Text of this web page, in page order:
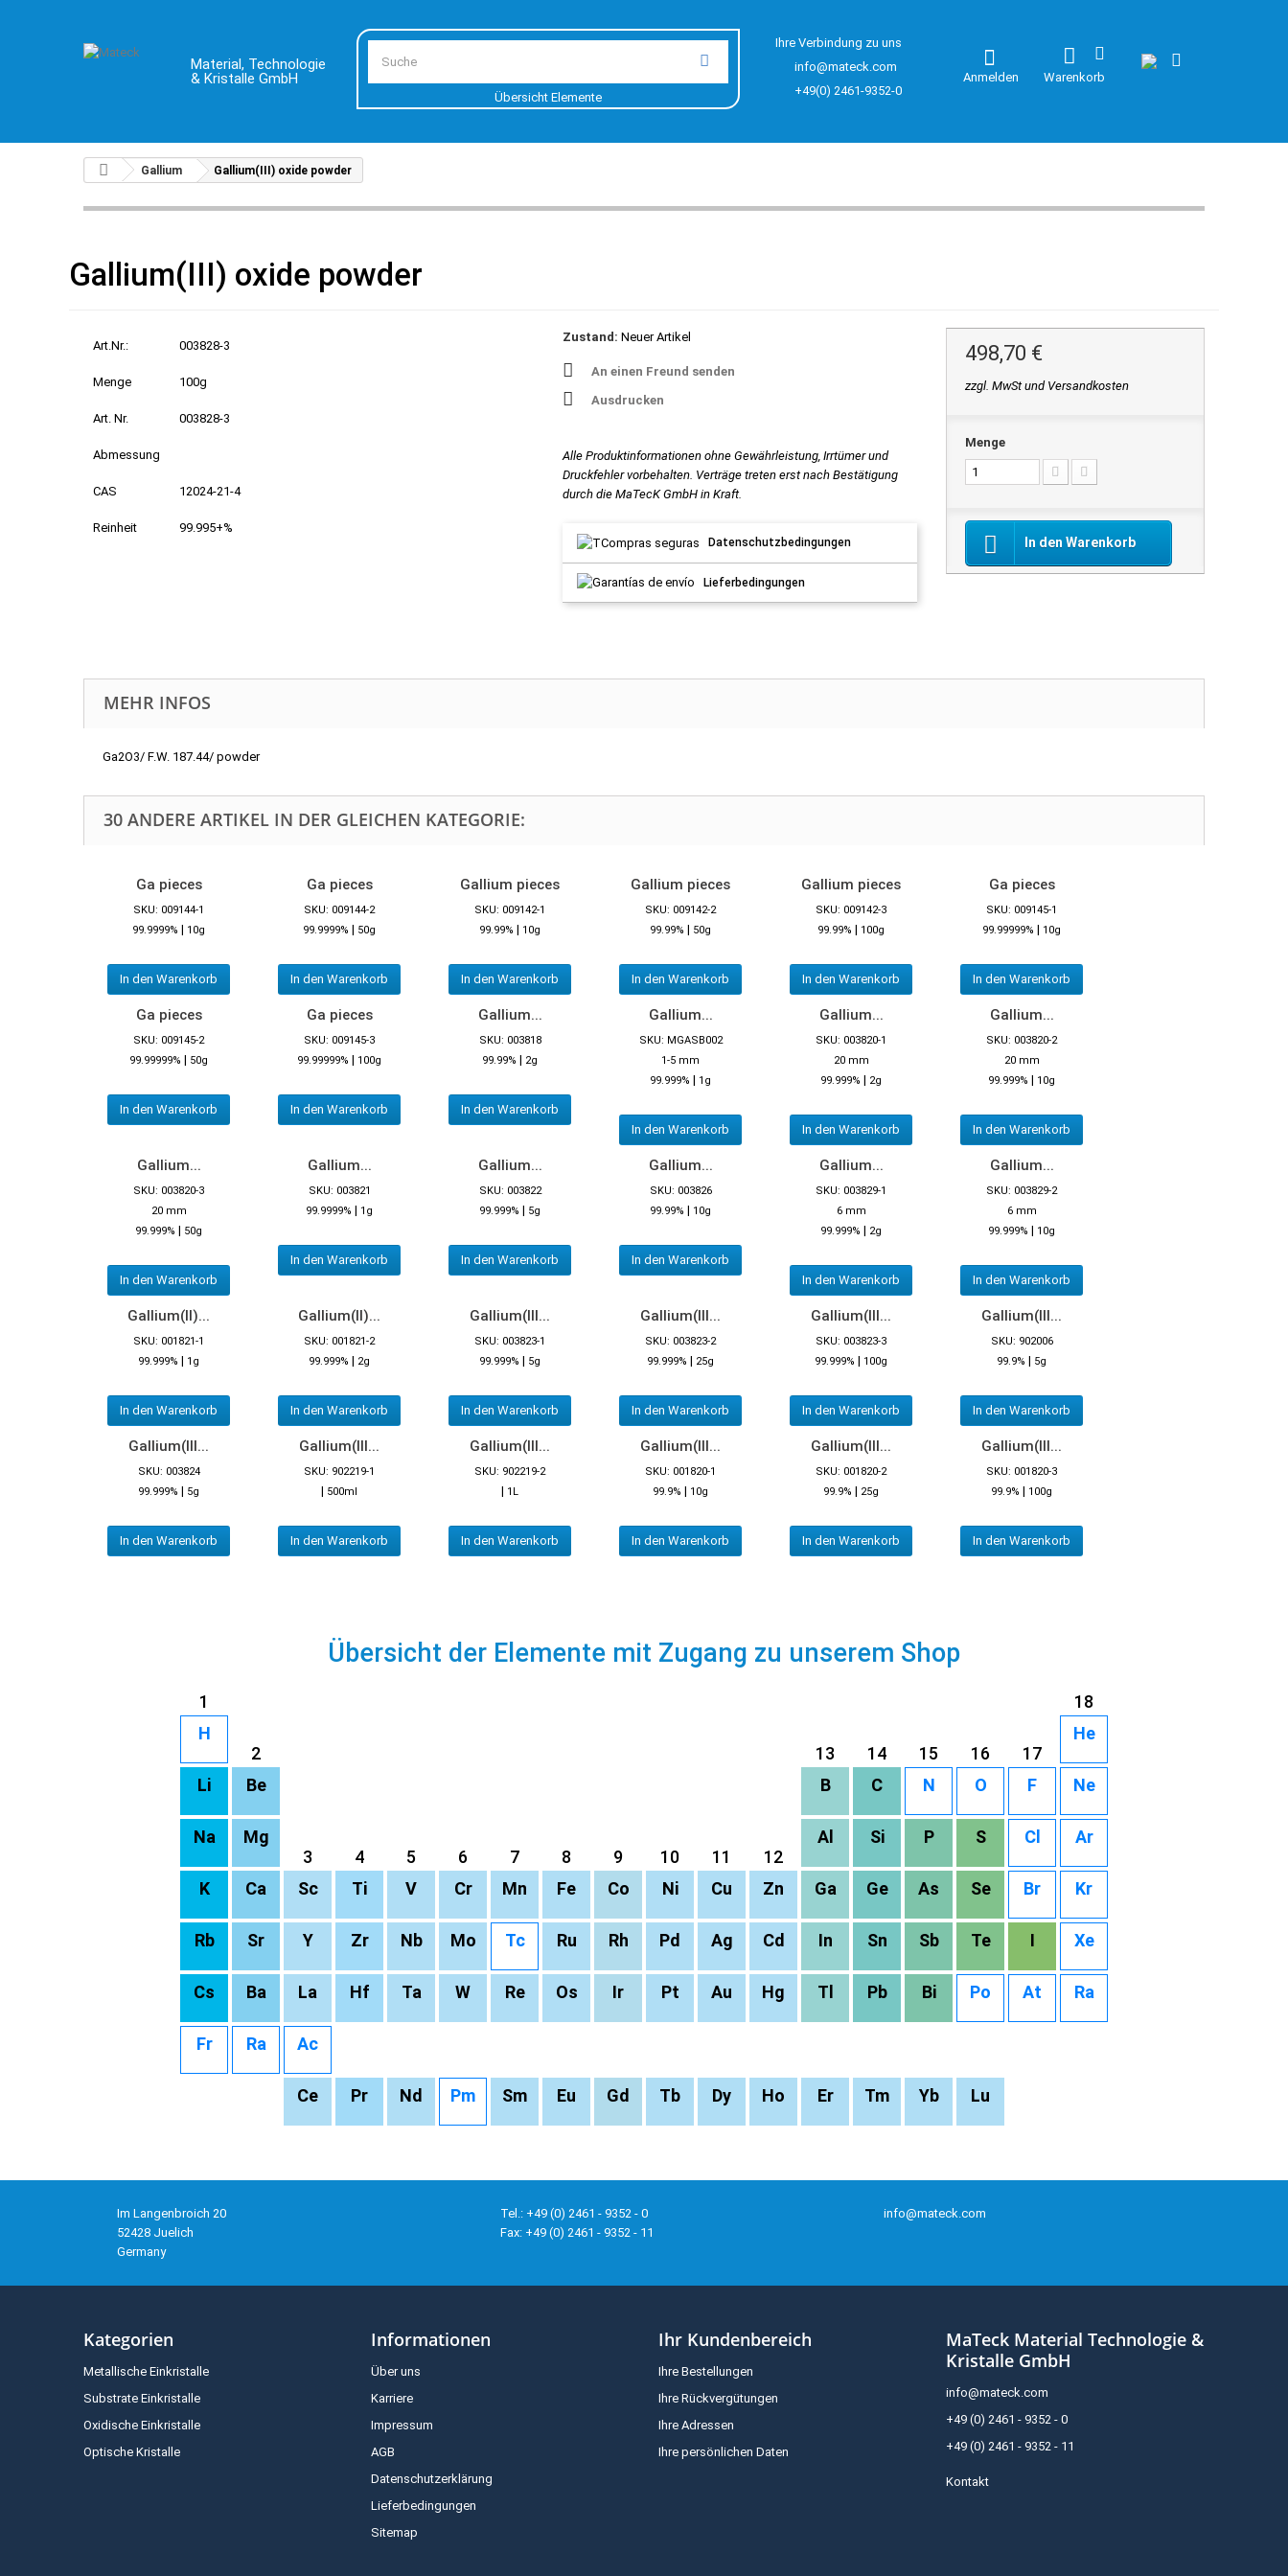
Material, Technologie
& Kristalle GmbH
Übersicht Elemente
Ihre Verbindung zu uns
info@mateck.com
+49(0) 2461-9352-0
Warenkorb
Anmelden
Gallium Gallium(III) oxide powder
Gallium(III) oxide powder
Art.Nr.: 003828-3
Menge 100g
Art. Nr. 003828-3
Abmessung
CAS 12024-21-4
Reinheit 99.995+%
Zustand: Neuer Artikel
An einen Freund senden
Ausdrucken
Alle Produktinformationen ohne Gewährleistung, Irrtümer und
Druckfehler vorbehalten. Verträge treten erst nach Bestätigung
durch die MaTecK GmbH in Kraft.
Datenschutzbedingungen
Lieferbedingungen
498,70 €
zzgl. MwSt und Versandkosten
Menge
In den Warenkorb
MEHR INFOS
Ga2O3/ F.W. 187.44/ powder
30 ANDERE ARTIKEL IN DER GLEICHEN KATEGORIE:
Ga pieces
SKU: 009144-1
99.9999% | 10g
In den Warenkorb
Ga pieces
SKU: 009144-2
99.9999% | 50g
In den Warenkorb
Gallium pieces
SKU: 009142-1
99.99% | 10g
In den Warenkorb
Gallium pieces
SKU: 009142-2
99.99% | 50g
In den Warenkorb
Gallium pieces
SKU: 009142-3
99.99% | 100g
In den Warenkorb
Ga pieces
SKU: 009145-1
99.99999% | 10g
In den Warenkorb
Ga pieces
SKU: 009145-2
99.99999% | 50g
In den Warenkorb
Ga pieces
SKU: 009145-3
99.99999% | 100g
In den Warenkorb
Gallium...
SKU: 003818
99.99% | 2g
In den Warenkorb
Gallium...
SKU: MGASB002
1-5 mm
99.999% | 1g
In den Warenkorb
Gallium...
SKU: 003820-1
20 mm
99.999% | 2g
In den Warenkorb
Gallium...
SKU: 003820-2
20 mm
99.999% | 10g
In den Warenkorb
Gallium...
SKU: 003820-3
20 mm
99.999% | 50g
In den Warenkorb
Gallium...
SKU: 003821
99.9999% | 1g
In den Warenkorb
Gallium...
SKU: 003822
99.999% | 5g
In den Warenkorb
Gallium...
SKU: 003826
99.99% | 10g
In den Warenkorb
Gallium...
SKU: 003829-1
6 mm
99.999% | 2g
In den Warenkorb
Gallium...
SKU: 003829-2
6 mm
99.999% | 10g
In den Warenkorb
Gallium(II)...
SKU: 001821-1
99.999% | 1g
In den Warenkorb
Gallium(II)...
SKU: 001821-2
99.999% | 2g
In den Warenkorb
Gallium(III...
SKU: 003823-1
99.999% | 5g
In den Warenkorb
Gallium(III...
SKU: 003823-2
99.999% | 25g
In den Warenkorb
Gallium(III...
SKU: 003823-3
99.999% | 100g
In den Warenkorb
Gallium(III...
SKU: 902006
99.9% | 5g
In den Warenkorb
Gallium(III...
SKU: 003824
99.999% | 5g
In den Warenkorb
Gallium(III...
SKU: 902219-1
| 500ml
In den Warenkorb
Gallium(III...
SKU: 902219-2
| 1L
In den Warenkorb
Gallium(III...
SKU: 001820-1
99.9% | 10g
In den Warenkorb
Gallium(III...
SKU: 001820-2
99.9% | 25g
In den Warenkorb
Gallium(III...
SKU: 001820-3
99.9% | 100g
In den Warenkorb
Übersicht der Elemente mit Zugang zu unserem Shop
1
18
H
2
13 14 15 16 17
He
Li Be B C N O F Ne
Na
Mg
3
4 5 6 7 8 9 10 11 12
Al Si P S Cl Ar
K Ca Sc Ti V Cr Mn Fe Co Ni Cu Zn Ga Ge As Se Br Kr
Rb Sr Y Zr Nb Mo Tc Ru Rh Pd Ag Cd In Sn Sb Te I Xe
Cs Ba La Hf Ta W Re Os Ir Pt Au Hg Tl Pb Bi Po At Ra
Fr Ra Ac
Ce Pr Nd Pm Sm Eu Gd Tb Dy Ho Er Tm Yb Lu
Im Langenbroich 20
52428 Juelich
Germany
Tel.: +49 (0) 2461 - 9352 - 0
Fax: +49 (0) 2461 - 9352 - 11
info@mateck.com
Kategorien
Metallische Einkristalle
Substrate Einkristalle
Oxidische Einkristalle
Optische Kristalle
Informationen
Über uns
Karriere
Impressum
AGB
Datenschutzerklärung
Lieferbedingungen
Sitemap
Ihr Kundenbereich
Ihre Bestellungen
Ihre Rückvergütungen
Ihre Adressen
Ihre persönlichen Daten
MaTeck Material Technologie &
Kristalle GmbH
info@mateck.com
+49 (0) 2461 - 9352 - 0
+49 (0) 2461 - 9352 - 11
Kontakt